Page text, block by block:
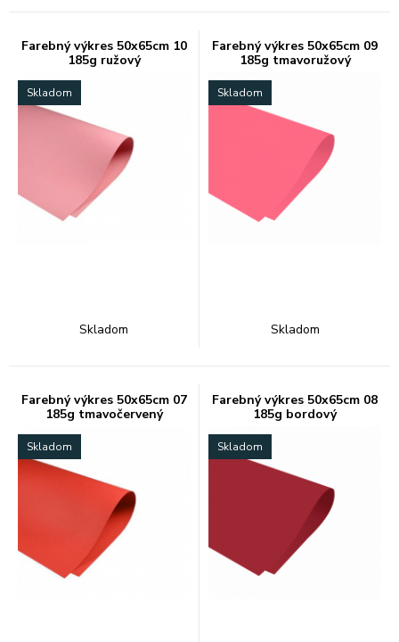
Farebný výkres 50x65cm 10
185g ružový
Skladom
Skladom
Farebný výkres 50x65cm 09
185g tmavoružový
Skladom
Skladom
Farebný výkres 50x65cm 07
185g tmavočervený
Skladom
Farebný výkres 50x65cm 08
185g bordový
Skladom